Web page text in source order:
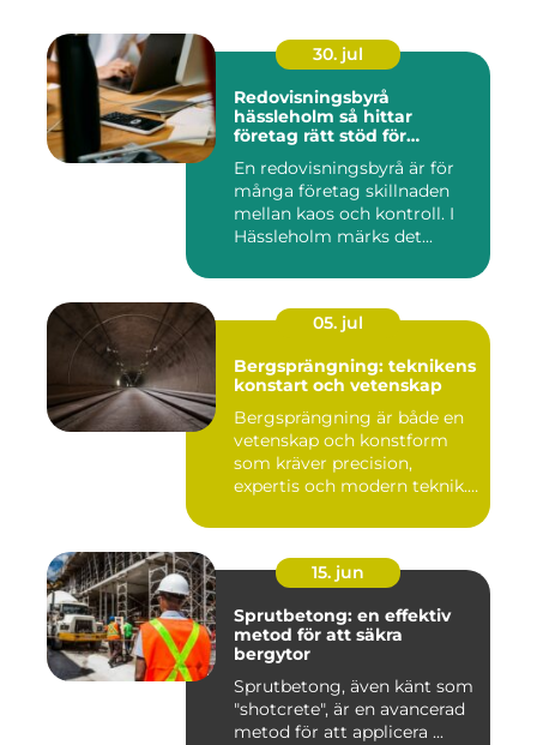
30. jul
Redovisningsbyrå
hässleholm så hittar
företag rätt stöd för
En redovisningsbyrå är för
många företag skillnaden
mellan kaos och kontroll. I
Hässleholm märks det...
05. jul
Bergsprängning: teknikens
konstart och vetenskap
Bergsprängning är både en
vetenskap och konstform
som kräver precision,
expertis och modern teknik.
15. jun
Sprutbetong: en effektiv
metod för att säkra
bergytor
Sprutbetong, även känt som
"shotcrete", är en avancerad
metod för att applicera ...